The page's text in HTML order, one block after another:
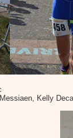
Kelly